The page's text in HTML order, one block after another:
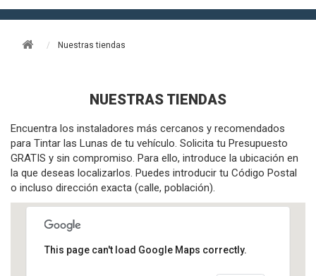
Nuestras tiendas
NUESTRAS TIENDAS
Encuentra los instaladores más cercanos y recomendados
para Tintar las Lunas de tu vehículo. Solicita tu Presupuesto
GRATIS y sin compromiso. Para ello, introduce la ubicación en
la que deseas localizarlos. Puedes introducir tu Código Postal
o incluso dirección exacta (calle, población).
This page can't load Google Maps correctly.